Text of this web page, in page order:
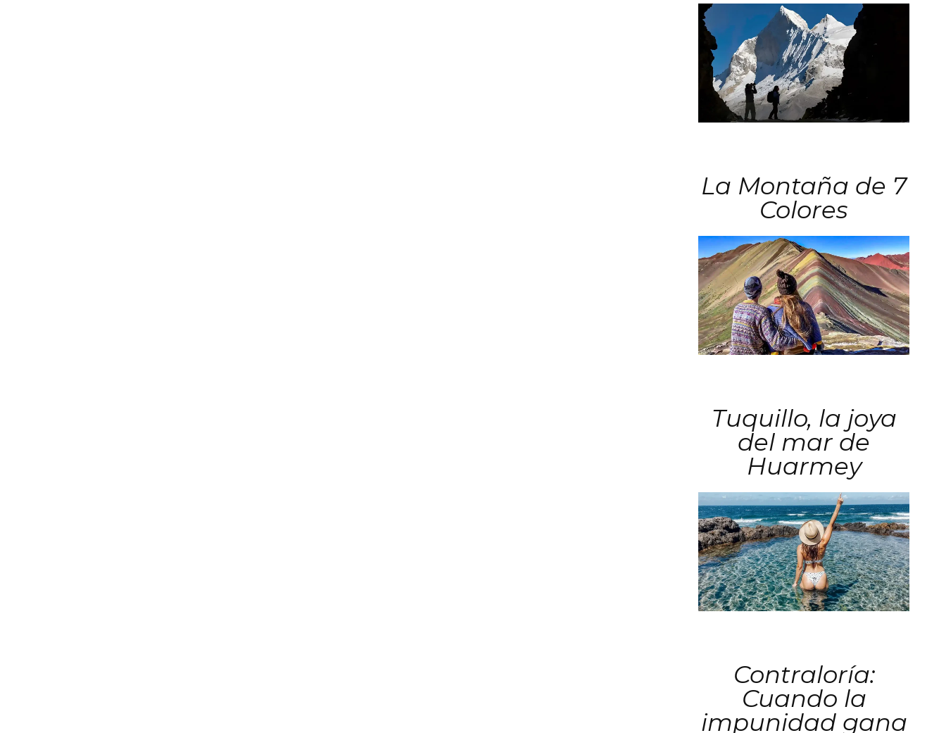
La Montaña de 7
Colores
Tuquillo, la joya
del mar de
Huarmey
Contraloría:
Cuando la
impunidad gana